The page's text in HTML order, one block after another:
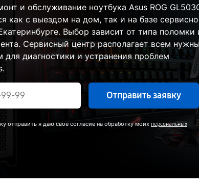
и обслуживание ноутбука Asus ROG
как с выездом на дом, так и на базе
Выбор зависит от типа поломки
Сервисный центр располагает всем
для диагностики и устранения проблем
Отправить заявку
отправить я даю свое согласие на обработку моих персональных